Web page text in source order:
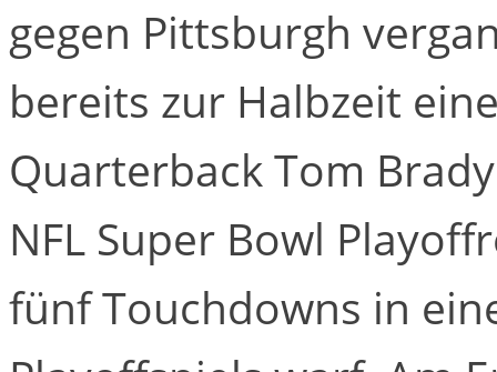
gegen Pittsburgh
bereits zur Halbzeit
Quarterback Tom
NFL Super Bowl
fünf Touchdowns in